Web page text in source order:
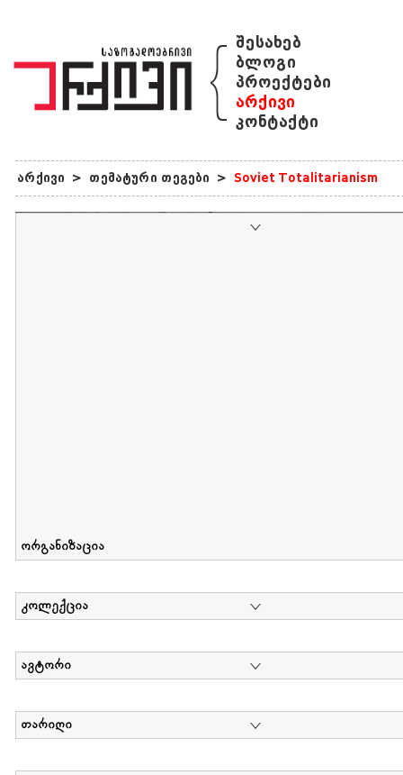
{ შესახებ
ბლოგი
პროექტები
არქივი
კონტაქტი
არქივი > თემატური თეგები > Soviet Totalitarianism
ორგანიზაცია
კოლექცია
ავტორი
თარიღი